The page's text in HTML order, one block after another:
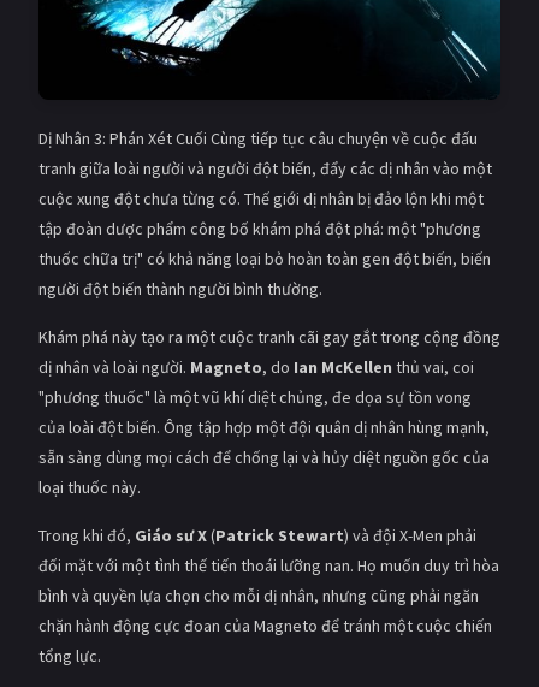
GameShow
Âu - Mỹ Trung Quốc - Hồng Kông
Hàn Quốc Nhật Bản
Ấn Độ Việt Nam
Tổng hợp
CẬP NHẬT
PHIM MỚI
PHIM BỘ
PHIM LẺ
PHIM CHIẾU RẠP
TUYỂN TẬP PHIM
BLOG
Dị Nhân 3: Phán Xét Cuối Cùng tiếp tục câu chuyện về cuộc đấu
tranh giữa loài người và người đột biến, đẩy các dị nhân vào một
cuộc xung đột chưa từng có. Thế giới dị nhân bị đảo lộn khi một
tập đoàn dược phẩm công bố khám phá đột phá: một "phương
thuốc chữa trị" có khả năng loại bỏ hoàn toàn gen đột biến, biến
người đột biến thành người bình thường.
Khám phá này tạo ra một cuộc tranh cãi gay gắt trong cộng đồng
dị nhân và loài người. Magneto, do Ian McKellen thủ vai, coi
"phương thuốc" là một vũ khí diệt chủng, đe dọa sự tồn vong
của loài đột biến. Ông tập hợp một đội quân dị nhân hùng mạnh,
sẵn sàng dùng mọi cách để chống lại và hủy diệt nguồn gốc của
loại thuốc này.
Trong khi đó, Giáo sư X(Patrick Stewart) và đội X-Men phải
đối mặt với một tình thế tiến thoái lưỡng nan. Họ muốn duy trì hòa
bình và quyền lựa chọn cho mỗi dị nhân, nhưng cũng phải ngăn
chặn hành động cực đoan của Magneto để tránh một cuộc chiến
tổng lực.